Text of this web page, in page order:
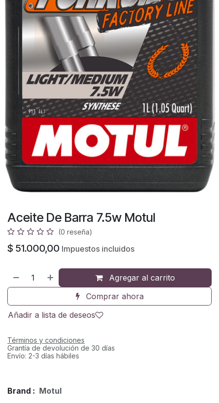
Aceite De Barra 7.5w Motul
(0 reseña)
$ 51.000,00 Impuestos incluidos
Agregar al carrito
Comprar ahora
Añadir a lista de deseos
Términos y condiciones
Grantía de devolución de 30 días
Envío: 2-3 días hábiles
Brand : Motul